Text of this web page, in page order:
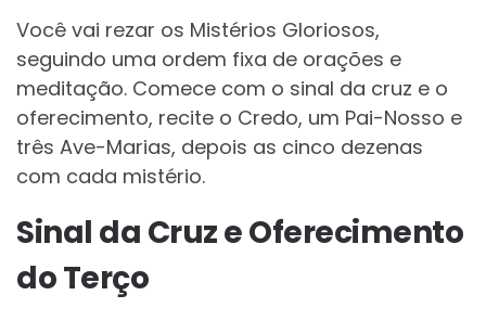
Você vai rezar os Mistérios Gloriosos,
seguindo uma ordem fixa de orações e
meditação. Comece com o sinal da cruz e o
oferecimento, recite o Credo, um Pai-Nosso e
três Ave-Marias, depois as cinco dezenas
com cada mistério.
Sinal da Cruz e Oferecimento
do Terço